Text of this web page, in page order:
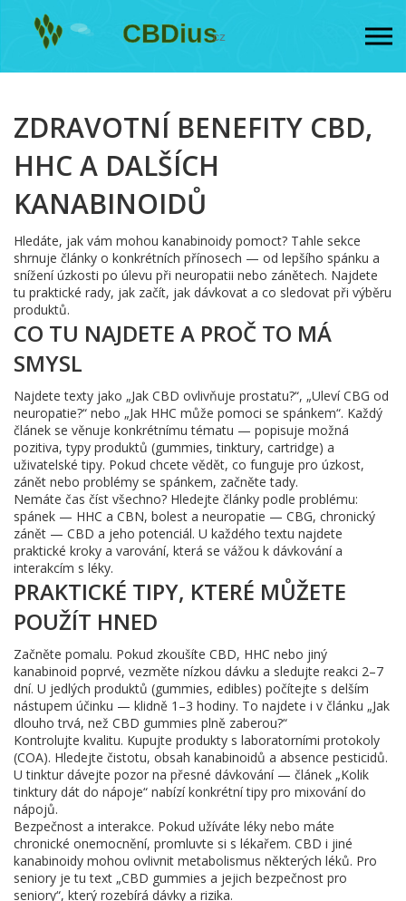
ZDRAVOTNÍ BENEFITY CBD,
HHC A DALŠÍCH
KANABINOIDŮ
Hledáte, jak vám mohou kanabinoidy pomoct? Tahle sekce
shrnuje články o konkrétních přínosech — od lepšího spánku a
snížení úzkosti po úlevu při neuropatii nebo zánětech. Najdete
tu praktické rady, jak začít, jak dávkovat a co sledovat při výběru
produktů.
CO TU NAJDETE A PROČ TO MÁ
SMYSL
Najdete texty jako „Jak CBD ovlivňuje prostatu?“, „Uleví CBG od
neuropatie?“ nebo „Jak HHC může pomoci se spánkem“. Každý
článek se věnuje konkrétnímu tématu — popisuje možná
pozitiva, typy produktů (gummies, tinktury, cartridge) a
uživatelské tipy. Pokud chcete vědět, co funguje pro úzkost,
zánět nebo problémy se spánkem, začněte tady.
Nemáte čas číst všechno? Hledejte články podle problému:
spánek — HHC a CBN, bolest a neuropatie — CBG, chronický
zánět — CBD a jeho potenciál. U každého textu najdete
praktické kroky a varování, která se vážou k dávkování a
interakcím s léky.
PRAKTICKÉ TIPY, KTERÉ MŮŽETE
POUŽÍT HNED
Začněte pomalu. Pokud zkoušíte CBD, HHC nebo jiný
kanabinoid poprvé, vezměte nízkou dávku a sledujte reakci 2–7
dní. U jedlých produktů (gummies, edibles) počítejte s delším
nástupem účinku — klidně 1–3 hodiny. To najdete i v článku „Jak
dlouho trvá, než CBD gummies plně zaberou?“
Kontrolujte kvalitu. Kupujte produkty s laboratorními protokoly
(COA). Hledejte čistotu, obsah kanabinoidů a absence pesticidů.
U tinktur dávejte pozor na přesné dávkování — článek „Kolik
tinktury dát do nápoje“ nabízí konkrétní tipy pro mixování do
nápojů.
Bezpečnost a interakce. Pokud užíváte léky nebo máte
chronické onemocnění, promluvte si s lékařem. CBD i jiné
kanabinoidy mohou ovlivnit metabolismus některých léků. Pro
seniory je tu text „CBD gummies a jejich bezpečnost pro
seniory“, který rozebírá dávky a rizika.